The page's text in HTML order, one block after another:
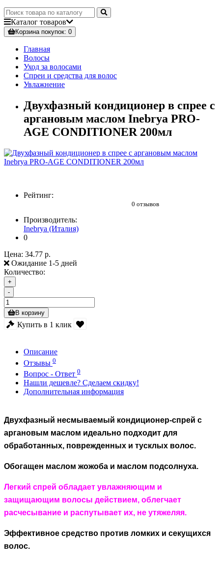
Каталог товаров
Корзинапокупок: 0
Главная
Волосы
Уход за волосами
Спреи и средства для волос
Увлажнение
Двухфазный кондиционер в спрее с
аргановым маслом Inebrya PRO-
AGE CONDITIONER 200мл
Рейтинг:
0 отзывов
Производитель:
Inebrya (Италия)
0
Цена: 34.77 р.
Ожидание 1-5 дней
Количество:
+
-
В корзину
Купить в 1 клик
Описание
Отзывы 0
Вопрос - Ответ 0
Нашли дешевле? Сделаем скидку!
Дополнительная информация
Двухфазный несмываемый кондиционер-спрей с
аргановым маслом идеально подходит для
обработанных, поврежденных и тусклых волос.
Обогащен маслом жожоба и маслом подсолнуха.
Легкий спрей обладает увлажняющим и
защищающим волосы действием, облегчает
расчесывание и распутывает их, не утяжеляя.
Эффективное средство против ломких и секущихся
волос.